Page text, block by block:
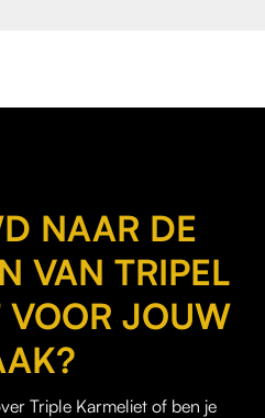
NAAR DE
VAN TRIPEL
VOOR JOUW
Triple Karmelietof ben je